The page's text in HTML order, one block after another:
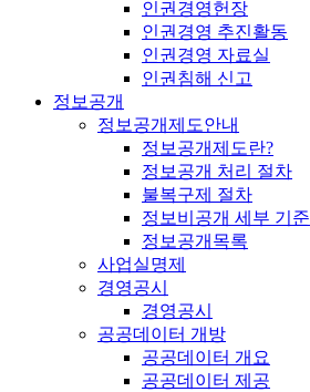
인권경영헌장
인권경영 추진활동
인권경영 자료실
인권침해 신고
정보공개
정보공개제도안내
정보공개제도란?
정보공개 처리 절차
불복구제 절차
정보비공개 세부 기준
정보공개목록
사업실명제
경영공시
경영공시
공공데이터 개방
공공데이터 개요
공공데이터 제공